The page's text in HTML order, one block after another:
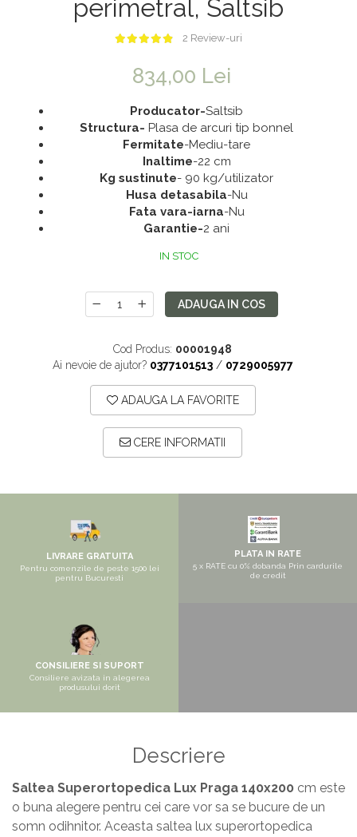
Saltele 180x200
Top saltele memory 5 cm
Top saltele MemoHR 6.5 cm
Saltele ieftine
Saltele cu plasa de arcuri
Saltele cu spuma
Scaune manager
Mese bucatarie
Scaune pentru bucatarie
Mobila bucatarie
Suporturi si rafturi pantofi
Pantofare
Seturi mobilier hol
Suport pentru umerase
Mese gradinita
Scaune gradinita
Set mese si scaune gradinita
Mobila camera copii
Scaune birou pentru copii
Saltele patuturi copii
Seturi comode living si dormitor
perimetral, Saltsib
2 Review-uri
834,00 Lei
Producator-Saltsib
Structura- Plasa de arcuri tip bonnel
Fermitate-Mediu-tare
Inaltime-22 cm
Kg sustinute- 90 kg/utilizator
Husa detasabila-Nu
Fata vara-iarna-Nu
Garantie-2 ani
IN STOC
ADAUGA IN COS
Cod Produs: 00001948
Ai nevoie de ajutor? 0377101513 / 0729005977
ADAUGA LA FAVORITE
CERE INFORMATII
LIVRARE GRATUITA
Pentru comenzile de peste 1500 lei
pentru Bucuresti
PLATA IN RATE
5 x RATE cu 0% dobanda Prin cardurile
de credit
CONSILIERE SI SUPORT
Consiliere avizata in alegerea
produsului dorit
Descriere
Saltea Superortopedica Lux Praga 140x200 cm este
o buna alegere pentru cei care vor sa se bucure de un
somn odihnitor. Aceasta saltea lux superortopedica